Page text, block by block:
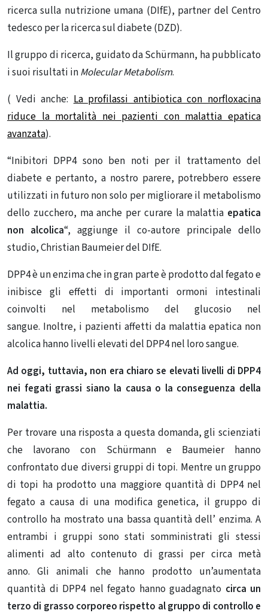
ricerca sulla nutrizione umana (DIfE), partner del Centro
tedesco per la ricerca sul diabete (DZD).
Il gruppo di ricerca, guidato da Schürmann, ha pubblicato
i suoi risultati inMolecular Metabolism.
( Vedi anche:La profilassi antibiotica con norfloxacina
riduce la mortalità nei pazienti con malattia epatica
avanzata).
“Inibitori DPP4 sono ben noti per il trattamento del
diabete e pertanto, a nostro parere, potrebbero essere
utilizzati in futuro non solo per migliorare il metabolismo
dello zucchero, ma anche per curare la malattia epatica
non alcolica“, aggiunge il co-autore principale dello
studio, Christian Baumeier del DIfE.
DPP4 è un enzima che in gran parte è prodotto dal fegato e
inibisce gli effetti di importanti ormoni intestinali
coinvolti nel metabolismo del glucosio nel
sangue. Inoltre, i pazienti affetti da malattia epatica non
alcolica hanno livelli elevati del DPP4 nel loro sangue.
Ad oggi, tuttavia, non era chiaro se elevati livelli di DPP4
nei fegati grassi siano la causa o la conseguenza della
malattia.
Per trovare una risposta a questa domanda, gli scienziati
che lavorano con Schürmann e Baumeier hanno
confrontato due diversi gruppi di topi. Mentre un gruppo
di topi ha prodotto una maggiore quantità di DPP4 nel
fegato a causa di una modifica genetica, il gruppo di
controllo ha mostrato una bassa quantità dell’ enzima. A
entrambi i gruppi sono stati somministrati gli stessi
alimenti ad alto contenuto di grassi per circa metà
anno. Gli animali che hanno prodotto un’aumentata
quantità di DPP4 nel fegato hanno guadagnato circa un
terzo di grasso corporeo rispetto al gruppo di controllo e